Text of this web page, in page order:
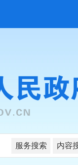
服务搜索 内容